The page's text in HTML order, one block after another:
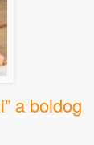
a boldog